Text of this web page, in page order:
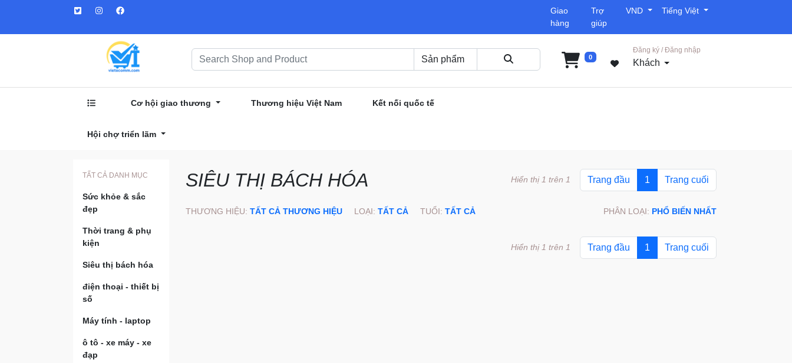
Giao
hàng
Trợ
giúp
VND Tiếng Việt
0
Đăng ký / Đăng nhập
Khách
Cơ hội giao thương Thương hiệu Việt Nam Kết nối quốc tế
Hội chợ triển lãm
TẤT CẢ DANH MỤC
Sức khỏe & sắc
đẹp
Thời trang & phụ
kiện
Siêu thị bách hóa
điện thoại - thiết bị
số
Máy tính - laptop
ô tô - xe máy - xe
đạp
SIÊU THỊ BÁCH HÓA Trang đầu 1 Trang cuối
Hiển thị 1 trên 1
THƯƠNG HIỆU: TẤT CẢ THƯƠNG HIỆU LOẠI: TẤT CẢ TUỔI: TẤT CẢ PHÂN LOẠI: PHỔ BIẾN NHẤT
Trang đầu 1 Trang cuối
Hiển thị 1 trên 1